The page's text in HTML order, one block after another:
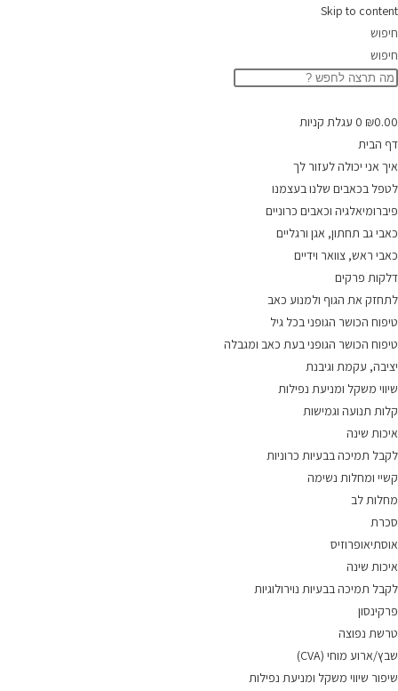
Skip to content
חיפוש
חיפוש
₪0.00
0 עגלת קניות
דף הבית
איך אני יכולה לעזור לך
לטפל בכאבים שלנו בעצמנו
פיברומיאלגיה וכאבים כרוניים
כאבי גב תחתון, אגן ורגליים
כאבי ראש, צוואר וידיים
דלקות פרקים
לתחזק את הגוף ולמנוע כאב
טיפוח הכושר הגופני בכל גיל
טיפוח הכושר הגופני בעת כאב ומגבלה
יציבה, עקמת וגיבנת
שיווי משקל ומניעת נפילות
קלות תנועה וגמישות
איכות שינה
לקבל תמיכה בבעיות כרוניות
קשיי ומחלות נשימה
מחלות לב
סכרת
אוסתיאופרוזיס
איכות שינה
לקבל תמיכה בבעיות נוירולוגיות
פרקינסון
טרשת נפוצה
שבץ/ארוע מוחי (CVA)
שיפור שיווי משקל ומניעת נפילות